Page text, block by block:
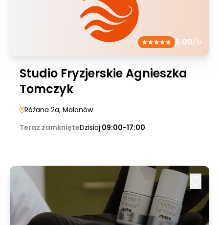
5.00/5
Studio Fryzjerskie Agnieszka
Tomczyk
Różana 2a, Malanów
Teraz zamknięteDzisiaj:09:00-17:00